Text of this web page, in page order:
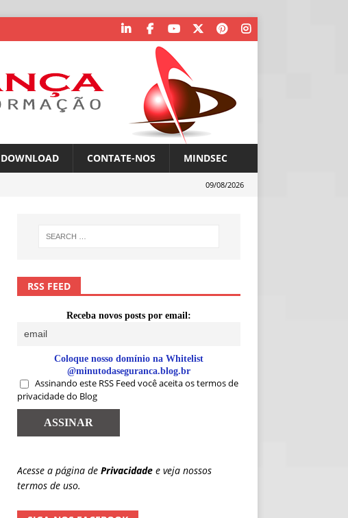
DOWNLOAD CONTATE-NOS MINDSEC
09/08/2026
RSS FEED
Receba novos posts por email:
Coloque nosso domínio na Whitelist
@minutodaseguranca.blog.br
Assinando este RSS Feed você aceita os termos de
privacidade do Blog
Acesse a página de Privacidade e veja nossos
termos de uso.